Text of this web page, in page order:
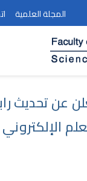
المجلة العلمية
عن تحديث
الإلكتروني